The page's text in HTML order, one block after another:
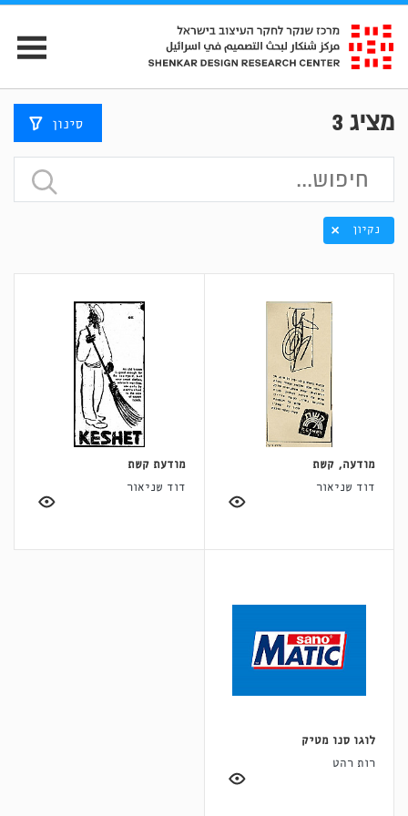
מציג 3 סינון
נקיון
מודעה, קשת
דוד שניאור
מודעת קשת
דוד שניאור
לוגו סנו מטיק
רות רהט